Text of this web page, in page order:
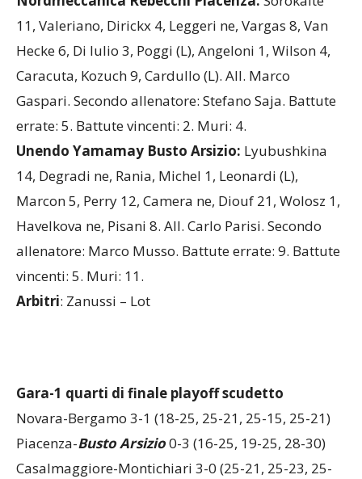
11, Valeriano, Dirickx 4, Leggeri ne, Vargas 8, Van
Hecke 6, Di Iulio 3, Poggi (L), Angeloni 1, Wilson 4,
Caracuta, Kozuch 9, Cardullo (L). All. Marco
Gaspari. Secondo allenatore: Stefano Saja. Battute
errate: 5. Battute vincenti: 2. Muri: 4.
Unendo Yamamay Busto Arsizio:Lyubushkina
14, Degradi ne, Rania, Michel 1, Leonardi (L),
Marcon 5, Perry 12, Camera ne, Diouf 21, Wolosz 1,
Havelkova ne, Pisani 8. All. Carlo Parisi. Secondo
allenatore: Marco Musso. Battute errate: 9. Battute
vincenti: 5. Muri: 11.
Arbitri: Zanussi – Lot
Novara-Bergamo 3-1 (18-25, 25-21, 25-15, 25-21)
Piacenza-Busto Arsizio0-3 (16-25, 19-25, 28-30)
Casalmaggiore-Montichiari 3-0 (25-21, 25-23, 25-